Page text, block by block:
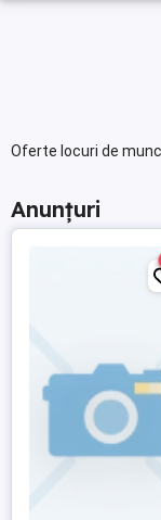
Oferte locuri de
Anunțuri